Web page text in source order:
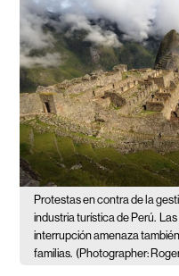
Protestas en contra de la
industria turística de Perú.
interrupción amenaza
familias. (Photographer: